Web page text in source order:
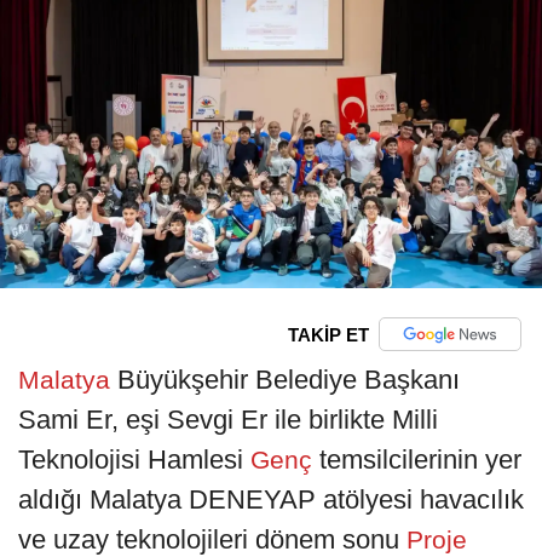
TAKİP ET
Malatya Büyükşehir Belediye Başkanı
Sami Er, eşi Sevgi Er ile birlikte Milli
Teknolojisi Hamlesi Genç temsilcilerinin yer
aldığı Malatya DENEYAP atölyesi havacılık
ve uzay teknolojileri dönem sonu Proje